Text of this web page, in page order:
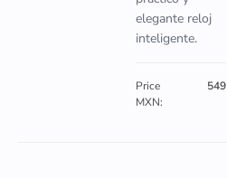
elegante reloj
inteligente.
Price
MXN:
549